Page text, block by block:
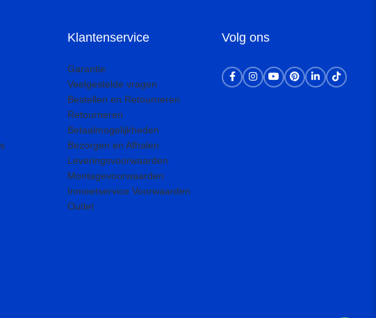
Klantenservice
Garantie
Veelgestelde vragen
Bestellen en Retourneren
Retourneren
Betaalmogelijkheden
Bezorgen en Afhalen
Leveringsvoorwaarden
Montagevoorwaarden
Inmeetservice Voorwaarden
Outlet
Volg ons